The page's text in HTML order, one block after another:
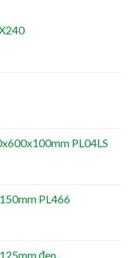
PL04LS
PL466
đen